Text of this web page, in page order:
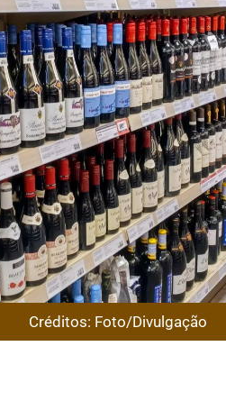
Créditos: Foto/Divulgação